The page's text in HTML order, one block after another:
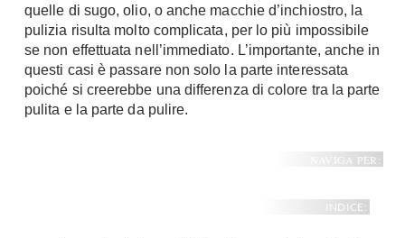
Giardino
Arredo giardino
Tende da sole
Gazebo
Fai da te in giardino
Il fai da te in bagno
Casa fai da te
Bricolage
quelle di sugo, olio, o anche macchie d’inchiostro, la
pulizia risulta molto complicata, per lo più impossibile
se non effettuata nell’immediato. L’importante, anche in
questi casi è passare non solo la parte interessata
poiché si creerebbe una differenza di colore tra la parte
pulita e la parte da pulire.
NAVIGA PER:
INDICE: